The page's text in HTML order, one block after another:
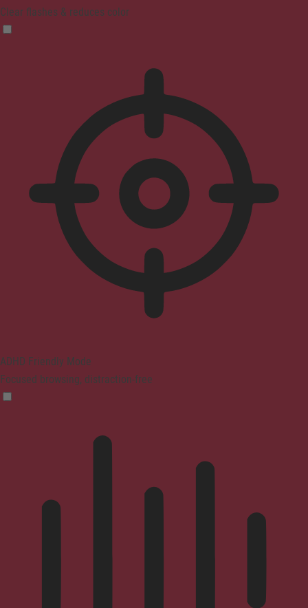
Clear flashes & reduces color
ADHD Friendly Mode
Focused browsing, distraction-free